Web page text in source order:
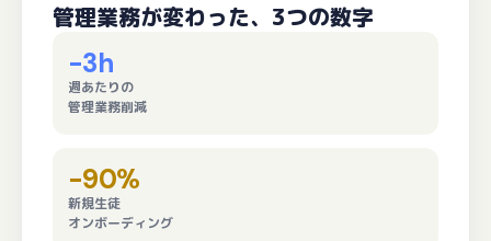
管理業務が変わった、3つの数字
-3h
週あたりの
管理業務削減
-90%
新規生徒
オンボーディング